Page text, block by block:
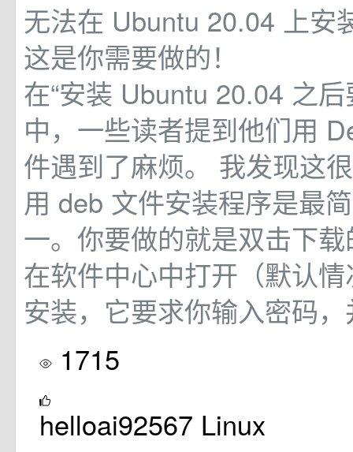
无法在 Ubuntu 20.04 上安
这是你需要做的！
在“安装 Ubuntu 20.04 之
中，一些读者提到他们用
件遇到了麻烦。 我发现这
用 deb 文件安装程序是最
一。你要做的就是双击下
在软件中心中打开（默认
安装，它要求你输入密码
1715
helloai92567 Linux